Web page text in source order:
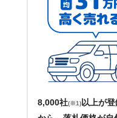
8,000社(※1) 以上が